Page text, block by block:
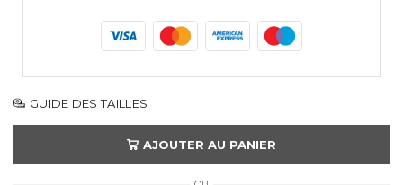
GUIDE DES TAILLES
AJOUTER AU PANIER